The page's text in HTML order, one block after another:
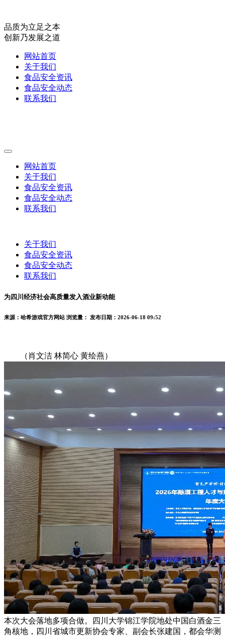
品质为立足之本
创新乃发展之道
网站首页
关于我们
食品安全资讯
食品安全动态
联系我们
网站首页
关于我们
食品安全资讯
食品安全动态
联系我们
关于我们
食品安全资讯
食品安全动态
联系我们
为四川经济社会高质量发入酒业新动能
来源：哈希游戏官方网站 浏览量： 发布日期：2026-06-18 09:52
（肖文洁 林简心 黄绘燕）
本次大会落地多项合做。四川大学锦江学院地处中国白酒金三
角核地，四川省城市更新协会专家、副会长张建国，都会华测